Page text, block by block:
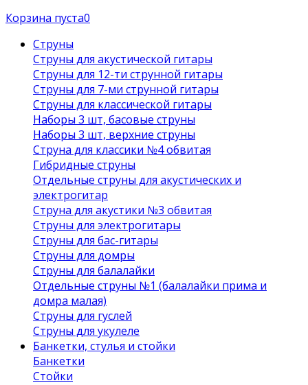
Корзина пуста0
Струны
Струны для акустической гитары
Струны для 12-ти струнной гитары
Струны для 7-ми струнной гитары
Струны для классической гитары
Наборы 3 шт, басовые струны
Наборы 3 шт, верхние струны
Струна для классики №4 обвитая
Гибридные струны
Отдельные струны для акустических и
электрогитар
Струна для акустики №3 обвитая
Струны для электрогитары
Струны для бас-гитары
Струны для домры
Струны для балалайки
Отдельные струны №1 (балалайки прима и
домра малая)
Струны для гуслей
Струны для укулеле
Банкетки, стулья и стойки
Банкетки
Стойки